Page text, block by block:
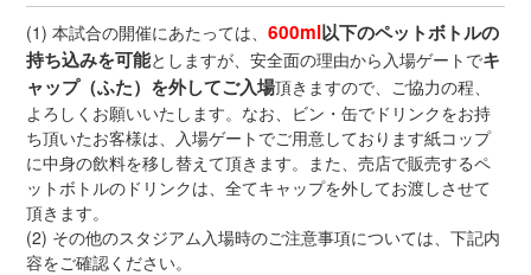
(1) 本試合の開催にあたっては、600ml以下のペットボトルの
持ち込みを可能としますが、安全面の理由から入場ゲートでキ
ャップ（ふた）を外してご入場頂きますので、ご協力の程、
よろしくお願いいたします。なお、ビン・缶でドリンクをお持
ち頂いたお客様は、入場ゲートでご用意しております紙コップ
に中身の飲料を移し替えて頂きます。また、売店で販売するペ
ットボトルのドリンクは、全てキャップを外してお渡しさせて
頂きます。
(2) その他のスタジアム入場時のご注意事項については、下記内
容をご確認ください。